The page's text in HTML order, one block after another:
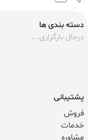
دسته بندی ها
درحال بارگزاری...
پشتیبانی
فروش
خدمات
مشاوره